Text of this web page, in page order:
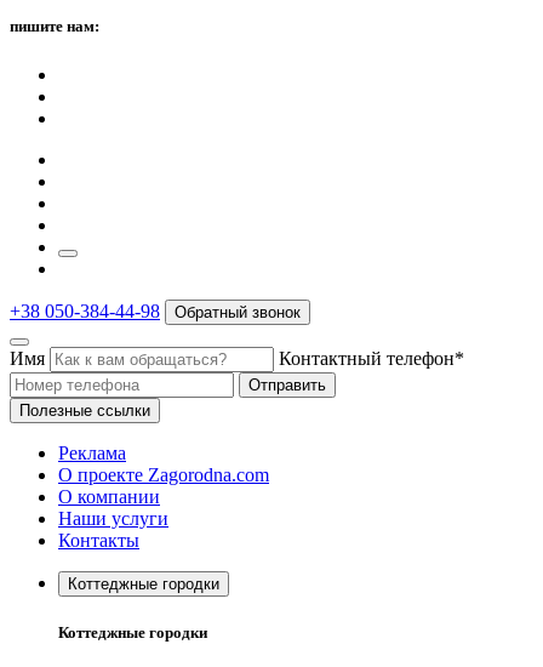
пишите нам:
+38 050-384-44-98 Обратный звонок
Имя Контактный телефон*
Отправить
Полезные ссылки
Реклама
О проекте Zagorodna.com
О компании
Наши услуги
Контакты
Коттеджные городки
Коттеджные городки